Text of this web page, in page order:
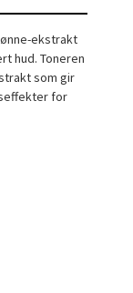
ekstrakt
hud. Toneren
som gir
for